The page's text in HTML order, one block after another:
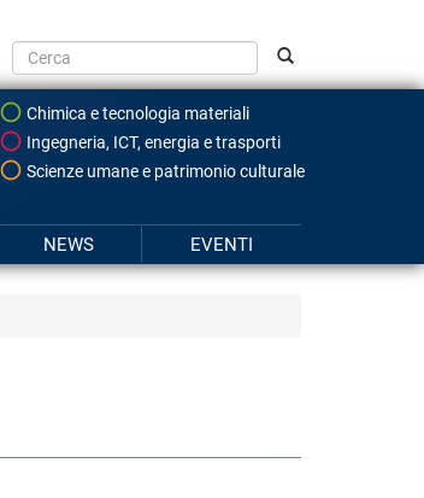
Chimica e tecnologia materiali
Ingegneria, ICT, energia e trasporti
Scienze umane e patrimonio culturale
NEWS EVENTI